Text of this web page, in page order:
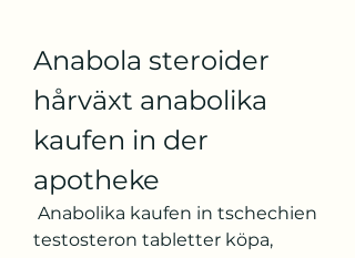
Anabola steroider
hårväxt anabolika
kaufen in der
apotheke
testosteron tabletter köpa,